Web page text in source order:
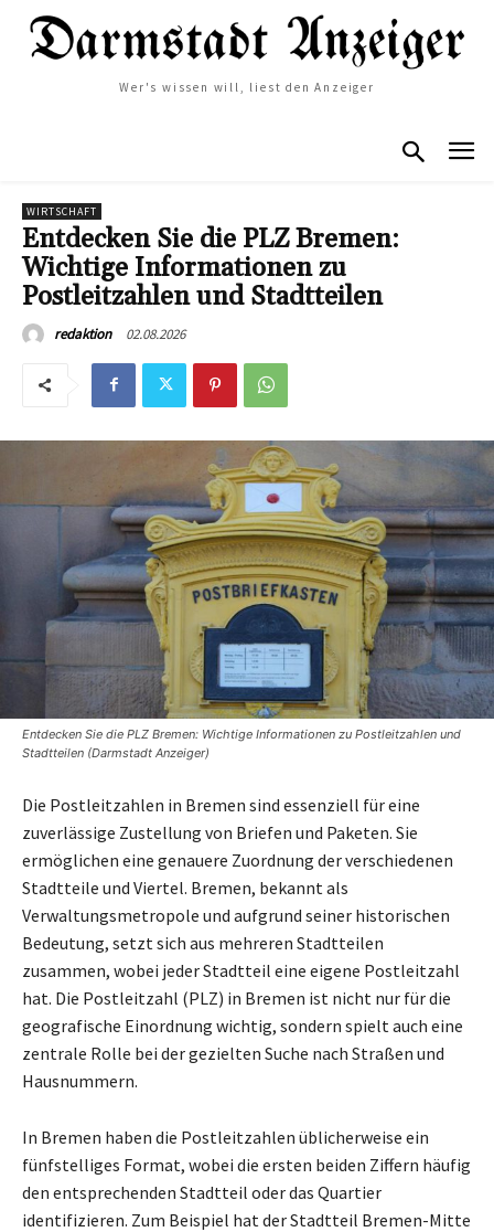
Wer's wissen will, liest den Anzeiger
WIRTSCHAFT
Entdecken Sie die PLZ Bremen:
Wichtige Informationen zu
Postleitzahlen und Stadtteilen
redaktion 02.08.2026
Entdecken Sie die PLZ Bremen: Wichtige Informationen zu Postleitzahlen und
Stadtteilen (Darmstadt Anzeiger)
Die Postleitzahlen in Bremen sind essenziell für eine
zuverlässige Zustellung von Briefen und Paketen. Sie
ermöglichen eine genauere Zuordnung der verschiedenen
Stadtteile und Viertel. Bremen, bekannt als
Verwaltungsmetropole und aufgrund seiner historischen
Bedeutung, setzt sich aus mehreren Stadtteilen
zusammen, wobei jeder Stadtteil eine eigene Postleitzahl
hat. Die Postleitzahl (PLZ) in Bremen ist nicht nur für die
geografische Einordnung wichtig, sondern spielt auch eine
zentrale Rolle bei der gezielten Suche nach Straßen und
Hausnummern.
In Bremen haben die Postleitzahlen üblicherweise ein
fünfstelliges Format, wobei die ersten beiden Ziffern häufig
den entsprechenden Stadtteil oder das Quartier
identifizieren. Zum Beispiel hat der Stadtteil Bremen-Mitte